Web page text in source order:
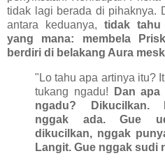
tidak lagi berada di pihaknya.
antara keduanya, tidak tahu
yang mana: membela
berdiri di belakang Aura
"Lo tahu apa artinya itu?
tukang ngadu!
Dan
ngadu? Dikucilkan.
nggak ada. Gue
dikucilkan, nggak
Langit. Gue nggak sudi